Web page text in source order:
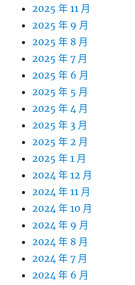
2025 年 11 月
2025 年 9 月
2025 年 8 月
2025 年 7 月
2025 年 6 月
2025 年 5 月
2025 年 4 月
2025 年 3 月
2025 年 2 月
2025 年 1 月
2024 年 12 月
2024 年 11 月
2024 年 10 月
2024 年 9 月
2024 年 8 月
2024 年 7 月
2024 年 6 月